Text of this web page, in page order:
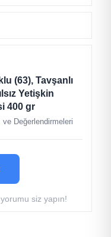
(63), Tavşanlı
Yetişkin
400 gr
ve Değerlendirmeleri
siz yapın!